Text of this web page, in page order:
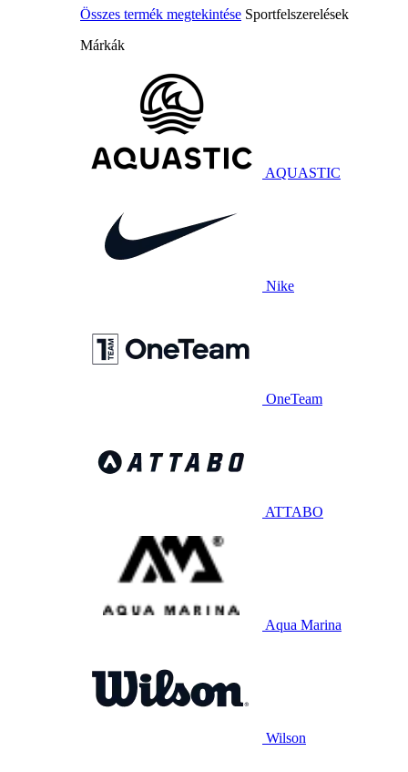
Összes termék megtekintése Sportfelszerelések
Márkák
AQUASTIC
Nike
OneTeam
ATTABO
Aqua Marina
Wilson